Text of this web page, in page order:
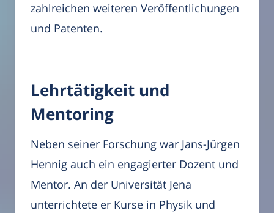
zahlreichen weiteren Veröffentlichungen
und Patenten.
Lehrtätigkeit und
Mentoring
Neben seiner Forschung war Jans-Jürgen
Hennig auch ein engagierter Dozent und
Mentor. An der Universität Jena
unterrichtete er Kurse in Physik und